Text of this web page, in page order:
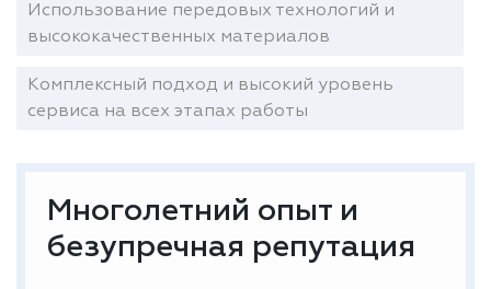
Использование передовых технологий и
высококачественных материалов
Комплексный подход и высокий уровень
сервиса на всех этапах работы
Многолетний опыт и
безупречная репутация